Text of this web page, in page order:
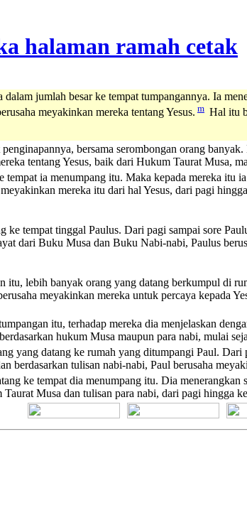
jumlah besar ke tempat tumpangannya. Ia
meyakinkan mereka tentang Yesus. m Hal itu
bersama serombongan orang
tentang Yesus, baik dari Hukum Taurat Musa,
ia menumpang itu. Maka kepada mereka itu
mereka itu dari hal Yesus, dari pagi
tempat tinggal Paulus. Dari pagi sampai sore
dari Buku Musa dan Buku Nabi-nabi, Paulus
lebih banyak orang yang datang berkumpul di
meyakinkan mereka untuk percaya kepada
itu, terhadap mereka dia menjelaskan
hukum Musa maupun para nabi, mulai
yang datang ke rumah yang ditumpangi Paul. Dari
berdasarkan tulisan nabi-nabi, Paul berusaha
ke tempat dia menumpang itu. Dia menerangkan
Musa dan tulisan para nabi, dari pagi hingga